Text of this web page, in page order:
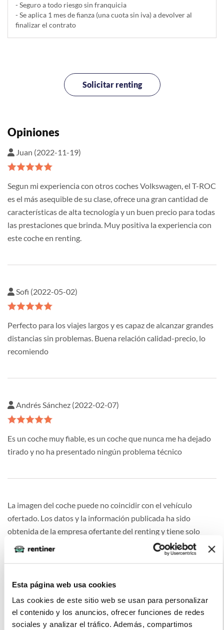
Esta página web usa cookies
Las cookies de este sitio web se usan para personalizar
el contenido y los anuncios, ofrecer funciones de redes
sociales y analizar el tráfico. Además, compartimos
- Seguro a todo riesgo sin franquicia
- Se aplica 1 mes de fianza (una cuota sin iva) a devolver al
finalizar el contrato
Solicitar renting
Opiniones
Juan (2022-11-19)
Segun mi experiencia con otros coches Volkswagen, el T-ROC
es el más asequible de su clase, ofrece una gran cantidad de
características de alta tecnología y un buen precio para todas
las prestaciones que brinda. Muy positiva la experiencia con
este coche en renting.
Sofi (2022-05-02)
Perfecto para los viajes largos y es capaz de alcanzar grandes
distancias sin problemas. Buena relación calidad-precio, lo
recomiendo
Andrés Sánchez (2022-02-07)
Es un coche muy fiable, es un coche que nunca me ha dejado
tirado y no ha presentado ningún problema técnico
La imagen del coche puede no coincidir con el vehículo
ofertado. Los datos y la información publicada ha sido
obtenida de la empresa ofertante del renting y tiene solo
efectos informativos no contractuales.
Otras ofertas de VOLKSWAGEN T-
ROC